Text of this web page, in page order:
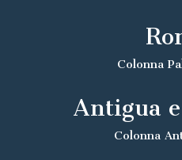
Colonna
Antigua
Colonna